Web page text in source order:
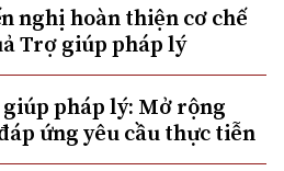
nghị hoàn thiện cơ chế
Trợ giúp pháp lý
pháp lý: Mở rộng
ứng yêu cầu thực tiễn